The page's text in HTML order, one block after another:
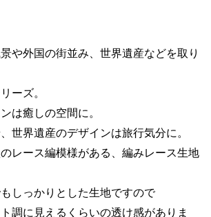
や外国の街並み、世界遺産などを取り
ーズ。
は癒しの空間に。
世界遺産のデザインは旅行気分に。
レース編模様がある、編みレース生地
しっかりとした生地ですので
調に見えるくらいの透け感がありま